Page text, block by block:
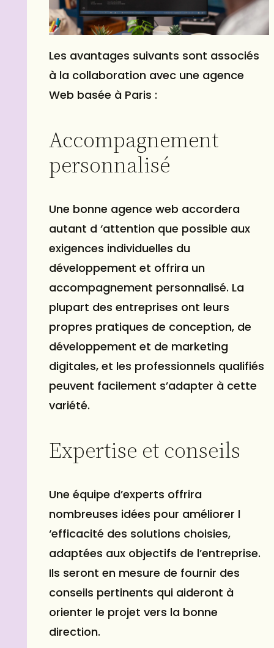
Les avantages suivants sont associés
à la collaboration avec une agence
Web basée à Paris :
Accompagnement
personnalisé
Une bonne agence web accordera
autant d ‘attention que possible aux
exigences individuelles du
développement et offrira un
accompagnement personnalisé. La
plupart des entreprises ont leurs
propres pratiques de conception, de
développement et de marketing
digitales, et les professionnels qualifiés
peuvent facilement s’adapter à cette
variété.
Expertise et conseils
Une équipe d’experts offrira
nombreuses idées pour améliorer l
‘efficacité des solutions choisies,
adaptées aux objectifs de l’entreprise.
Ils seront en mesure de fournir des
conseils pertinents qui aideront à
orienter le projet vers la bonne
direction.